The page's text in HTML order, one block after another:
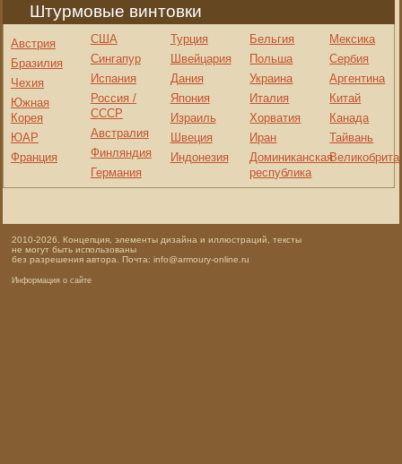
Штурмовые винтовки
Австрия
Бразилия
Чехия
Южная
Корея
ЮАР
Франция
США
Сингапур
Испания
Россия /
СССР
Австралия
Финляндия
Германия
Турция
Швейцария
Дания
Япония
Израиль
Швеция
Индонезия
Бельгия
Польша
Украина
Италия
Хорватия
Иран
Доминиканская
республика
Мексика
Сербия
Аргентина
Китай
Канада
Тайвань
2010-2026. Концепция, элементы дизайна и иллюстраций, тексты
не могут быть использованы
без разрешения автора. Почта: info@armoury-online.ru
Информация о сайте